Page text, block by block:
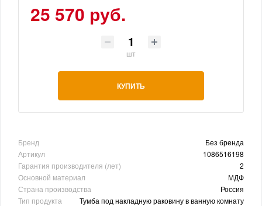
25 570 руб.
шт
КУПИТЬ
Бренд
Без бренда
Артикул
1086516198
Гарантия производителя (лет)
2
Основной материал
МДФ
Страна производства
Россия
Тип продукта
Тумба под накладную раковину в ванную комнату